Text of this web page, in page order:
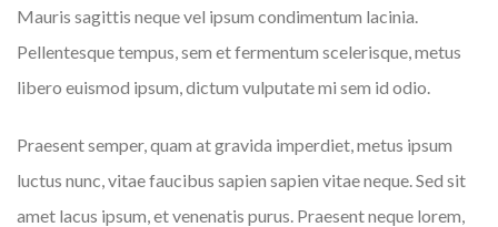
Mauris sagittis neque vel ipsum condimentum lacinia.
Pellentesque tempus, sem et fermentum scelerisque, metus
libero euismod ipsum, dictum vulputate mi sem id odio.
Praesent semper, quam at gravida imperdiet, metus ipsum
luctus nunc, vitae faucibus sapien sapien vitae neque. Sed sit
amet lacus ipsum, et venenatis purus. Praesent neque lorem,